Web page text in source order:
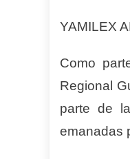
YAMILEX
Como
Regional
parte de
emanadas